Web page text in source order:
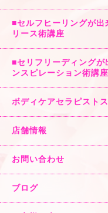
■セルフヒーリングが出
リース術講座
■セリフリーディングが
ンスピレーション術講座
ボディケアセラピスト
店舗情報
お問い合わせ
ブログ